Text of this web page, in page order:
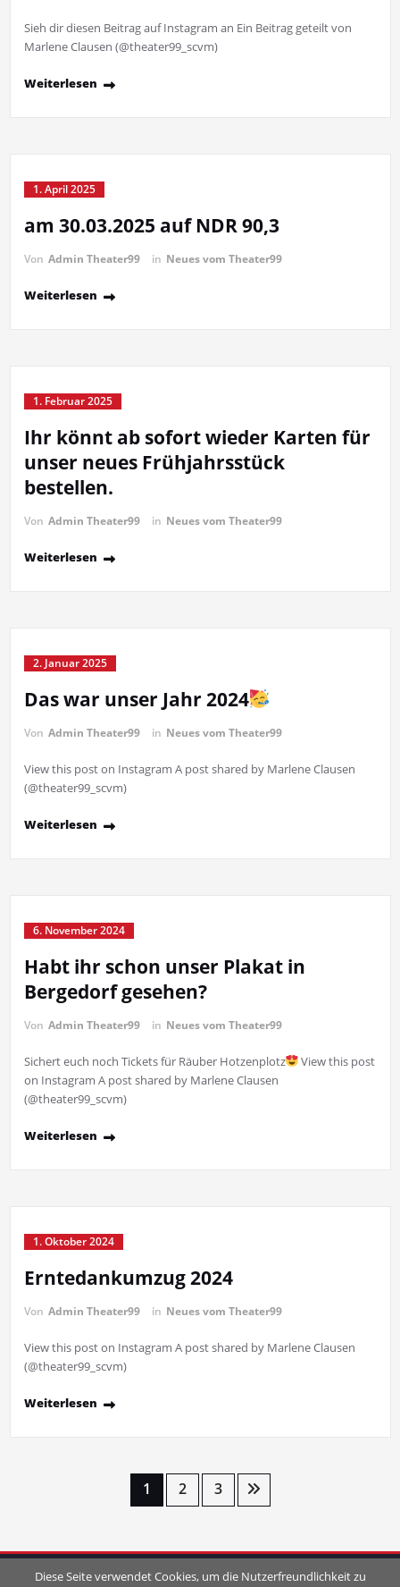
Sieh dir diesen Beitrag auf Instagram an Ein Beitrag geteilt von
Marlene Clausen (@theater99_scvm)
Weiterlesen
1. April 2025
am 30.03.2025 auf NDR 90,3
Von Admin Theater99 in Neues vom Theater99
Weiterlesen
1. Februar 2025
Ihr könnt ab sofort wieder Karten für
unser neues Frühjahrsstück
bestellen.
Von Admin Theater99 in Neues vom Theater99
Weiterlesen
2. Januar 2025
Das war unser Jahr 2024
Von Admin Theater99 in Neues vom Theater99
View this post on Instagram A post shared by Marlene Clausen
(@theater99_scvm)
Weiterlesen
6. November 2024
Habt ihr schon unser Plakat in
Bergedorf gesehen?
Von Admin Theater99 in Neues vom Theater99
Sichert euch noch Tickets für Räuber Hotzenplotz
View this post
on Instagram A post shared by Marlene Clausen
(@theater99_scvm)
Weiterlesen
1. Oktober 2024
Erntedankumzug 2024
Von Admin Theater99 in Neues vom Theater99
View this post on Instagram A post shared by Marlene Clausen
(@theater99_scvm)
Weiterlesen
Seitennummerierung
Beiträge
1 2 3
Diese Seite verwendet Cookies, um die Nutzerfreundlichkeit zu